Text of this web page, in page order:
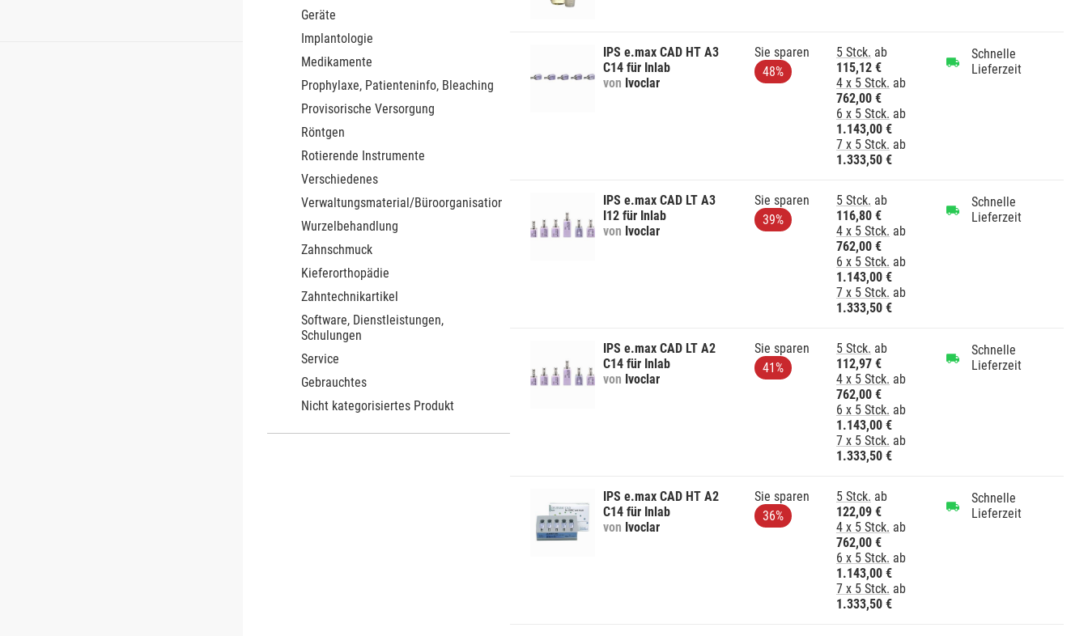
Geräte
Implantologie
Medikamente
Prophylaxe, Patienteninfo, Bleaching
Provisorische Versorgung
Röntgen
Rotierende Instrumente
Verschiedenes
Verwaltungsmaterial/Büroorganisation
Wurzelbehandlung
Zahnschmuck
Kieferorthopädie
Zahntechnikartikel
Software, Dienstleistungen,
Schulungen
Service
Gebrauchtes
Nicht kategorisiertes Produkt
IPS e.max CAD HT A3
C14 für Inlab
von Ivoclar
Sie sparen
48%
5 Stck. ab
115,12 €
4 x 5 Stck. ab
762,00 €
6 x 5 Stck. ab
1.143,00 €
7 x 5 Stck. ab
1.333,50 €
Schnelle
Lieferzeit
IPS e.max CAD LT A3
I12 für Inlab
von Ivoclar
Sie sparen
39%
5 Stck. ab
116,80 €
4 x 5 Stck. ab
762,00 €
6 x 5 Stck. ab
1.143,00 €
7 x 5 Stck. ab
1.333,50 €
Schnelle
Lieferzeit
IPS e.max CAD LT A2
C14 für Inlab
von Ivoclar
Sie sparen
41%
5 Stck. ab
112,97 €
4 x 5 Stck. ab
762,00 €
6 x 5 Stck. ab
1.143,00 €
7 x 5 Stck. ab
1.333,50 €
Schnelle
Lieferzeit
IPS e.max CAD HT A2
C14 für Inlab
von Ivoclar
Sie sparen
36%
5 Stck. ab
122,09 €
4 x 5 Stck. ab
762,00 €
6 x 5 Stck. ab
1.143,00 €
7 x 5 Stck. ab
1.333,50 €
Schnelle
Lieferzeit